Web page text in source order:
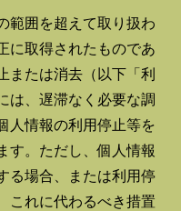
範囲を超えて取り扱わ
に取得されたものであ
または消去（以下「利
は、遅滞なく必要な調
人情報の利用停止等を
す。ただし、個人情報
る場合、または利用停
これに代わるべき措置